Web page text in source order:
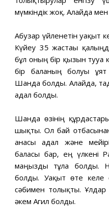
мүмкіндік жоқ. Алайда
Абузар үйленетін уақыт
Күйеу 35 жастағы
бұл оның бір қызын тууға
бір баланың болуы
Шанда болды. Алайда,
адал болды.
Шанда өзінің
шықты. Ол бай
анасы адал және
баласы бар, ең үлкені
маңызды тұлға болды.
болды. Уақыт өте келе
сәбимен толықты. Ұлдар
әкем Агил болды.